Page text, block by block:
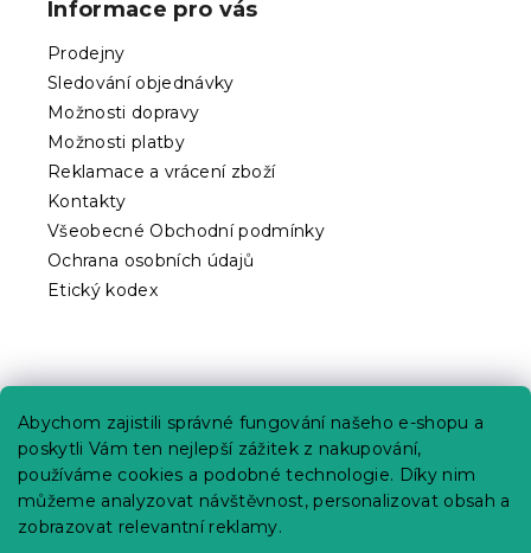
Abychom zajistili správné fungování našeho e-shopu a
poskytli Vám ten nejlepší zážitek z nakupování,
používáme cookies a podobné technologie. Díky nim
můžeme analyzovat návštěvnost, personalizovat obsah a
zobrazovat relevantní reklamy.
Informace pro vás
Prodejny
Sledování objednávky
Možnosti dopravy
Možnosti platby
Reklamace a vrácení zboží
Kontakty
Všeobecné Obchodní podmínky
Ochrana osobních údajů
Etický kodex
Kariéra
Poptávky a B2B spolupráce
Proč se u nás registrovat?